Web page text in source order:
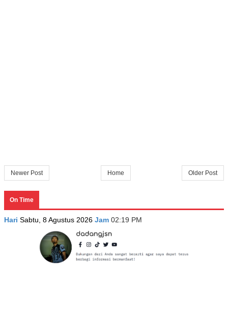
Newer Post Older Post
Home
On Time
Hari Sabtu, 8 Agustus 2026 Jam 02:19 PM